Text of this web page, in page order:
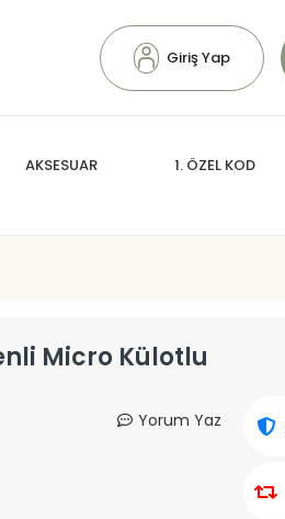
Giriş Yap
AKSESUAR 1. ÖZEL KOD
Micro Külotlu
Yorum Yaz